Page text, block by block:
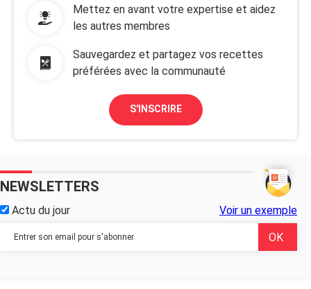
Mettez en avant votre expertise et aidez
les autres membres
Sauvegardez et partagez vos recettes
préférées avec la communauté
S'INSCRIRE
NEWSLETTERS
Actu du jour Voir un exemple